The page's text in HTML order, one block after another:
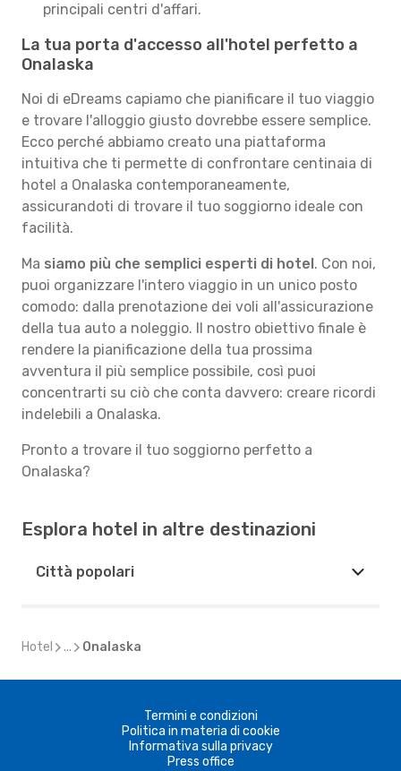
principali centri d'affari.
La tua porta d'accesso all'hotel perfetto a
Onalaska
Noi di eDreams capiamo che pianificare il tuo viaggio
e trovare l'alloggio giusto dovrebbe essere semplice.
Ecco perché abbiamo creato una piattaforma
intuitiva che ti permette di confrontare centinaia di
hotel a Onalaska contemporaneamente,
assicurandoti di trovare il tuo soggiorno ideale con
facilità.
Ma siamo più che semplici esperti di hotel. Con noi,
puoi organizzare l'intero viaggio in un unico posto
comodo: dalla prenotazione dei voli all'assicurazione
della tua auto a noleggio. Il nostro obiettivo finale è
rendere la pianificazione della tua prossima
avventura il più semplice possibile, così puoi
concentrarti su ciò che conta davvero: creare ricordi
indelebili a Onalaska.
Pronto a trovare il tuo soggiorno perfetto a
Onalaska?
Esplora hotel in altre destinazioni
Città popolari
Hotel ... Onalaska
Termini e condizioni
Politica in materia di cookie
Informativa sulla privacy
Press office